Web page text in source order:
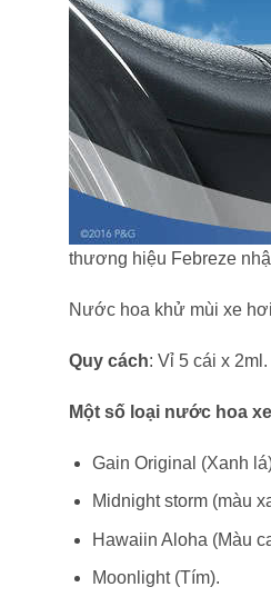
thương hiệu Febreze
Nước hoa khử mùi xe hơi
Quy cách: Vỉ 5 cái x 2ml.
Một số loại nước hoa
Gain Original (Xanh
Midnight storm (màu
Hawaiin Aloha (Màu
Moonlight (Tím).